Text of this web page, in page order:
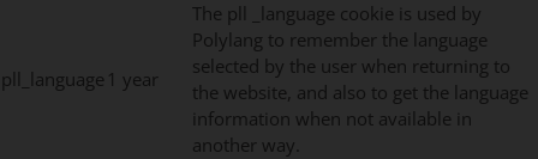
pll_language 1 year
The pll _language cookie is used by
Polylang to remember the language
selected by the user when returning to
the website, and also to get the language
information when not available in
another way.